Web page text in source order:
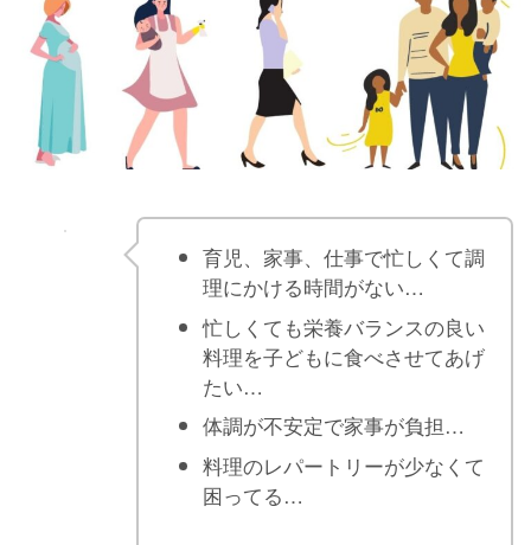
育児、家事、仕事で忙しくて調
理にかける時間がない…
忙しくても栄養バランスの良い
料理を子どもに食べさせてあげ
たい…
体調が不安定で家事が負担…
料理のレパートリーが少なくて
困ってる…